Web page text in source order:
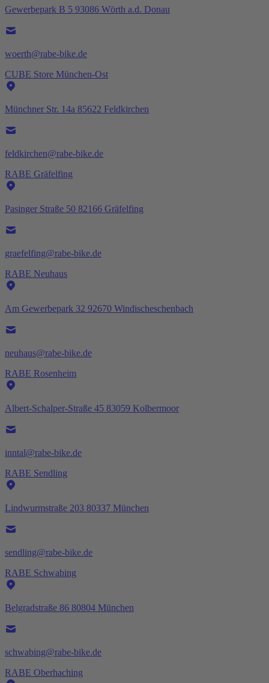
Gewerbepark B 5 93086 Wörth a.d. Donau
woerth@rabe-bike.de
CUBE Store München-Ost
Münchner Str. 14a 85622 Feldkirchen
feldkirchen@rabe-bike.de
RABE Gräfelfing
Pasinger Straße 50 82166 Gräfelfing
graefelfing@rabe-bike.de
RABE Neuhaus
Am Gewerbepark 32 92670 Windischeschenbach
neuhaus@rabe-bike.de
RABE Rosenheim
Albert-Schalper-Straße 45 83059 Kolbermoor
inntal@rabe-bike.de
RABE Sendling
Lindwurmstraße 203 80337 München
sendling@rabe-bike.de
RABE Schwabing
Belgradstraße 86 80804 München
schwabing@rabe-bike.de
RABE Oberhaching